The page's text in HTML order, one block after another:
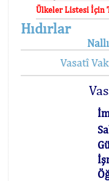
Ülkeler Listesi İçin
Hıdırlar
Vasatî